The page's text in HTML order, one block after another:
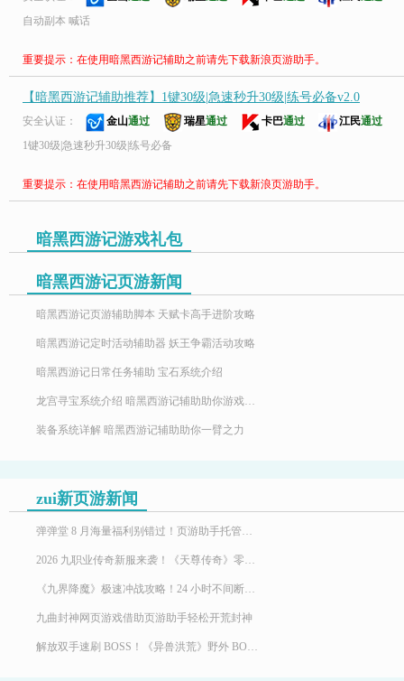
自动副本 喊话
重要提示：在使用暗黑西游记辅助之前请先下载新浪页游助手。
【暗黑西游记辅助推荐】1键30级|急速秒升30级|练号必备v2.0
安全认证： 金山通过 瑞星通过 卡巴通过 江民通过
1键30级|急速秒升30级|练号必备
重要提示：在使用暗黑西游记辅助之前请先下载新浪页游助手。
暗黑西游记游戏礼包
暗黑西游记页游新闻
暗黑西游记页游辅助脚本 天赋卡高手进阶攻略
暗黑西游记定时活动辅助器 妖王争霸活动攻略
暗黑西游记日常任务辅助 宝石系统介绍
龙宫寻宝系统介绍 暗黑西游记辅助助你游戏快速升级
装备系统详解 暗黑西游记辅助助你一臂之力
zui新页游新闻
弹弹堂 8 月海量福利别错过！页游助手托管挂机，限定时装轻松到手
2026 九职业传奇新服来袭！《天尊传奇》零氪高效发育，快速玩转霸服
《九界降魔》极速冲战攻略！24 小时不间断堆战力霸服
九曲封神网页游戏借助页游助手轻松开荒封神
解放双手速刷 BOSS！《异兽洪荒》野外 BOSS 玩法，页游助手挂机打宝两不误